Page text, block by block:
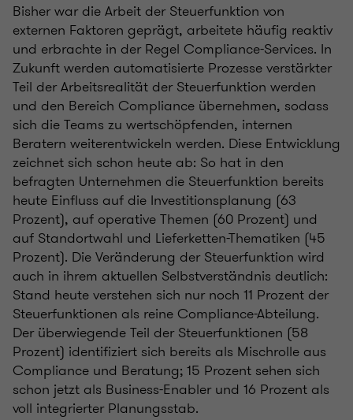
Bisher war die Arbeit der Steuerfunktion von
externen Faktoren geprägt, arbeitete häufig reaktiv
und erbrachte in der Regel Compliance-Services. In
Zukunft werden automatisierte Prozesse verstärkter
Teil der Arbeitsrealität der Steuerfunktion werden
und den Bereich Compliance übernehmen, sodass
sich die Teams zu wertschöpfenden, internen
Beratern weiterentwickeln werden. Diese Entwicklung
zeichnet sich schon heute ab: So hat in den
befragten Unternehmen die Steuerfunktion bereits
heute Einfluss auf die Investitionsplanung (63
Prozent), auf operative Themen (60 Prozent) und
auf Standortwahl und Lieferketten-Thematiken (45
Prozent). Die Veränderung der Steuerfunktion wird
auch in ihrem aktuellen Selbstverständnis deutlich:
Stand heute verstehen sich nur noch 11 Prozent der
Steuerfunktionen als reine Compliance-Abteilung.
Der überwiegende Teil der Steuerfunktionen (58
Prozent) identifiziert sich bereits als Mischrolle aus
Compliance und Beratung; 15 Prozent sehen sich
schon jetzt als Business-Enabler und 16 Prozent als
voll integrierter Planungsstab.